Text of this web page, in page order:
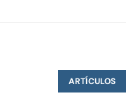
ARTÍCULOS